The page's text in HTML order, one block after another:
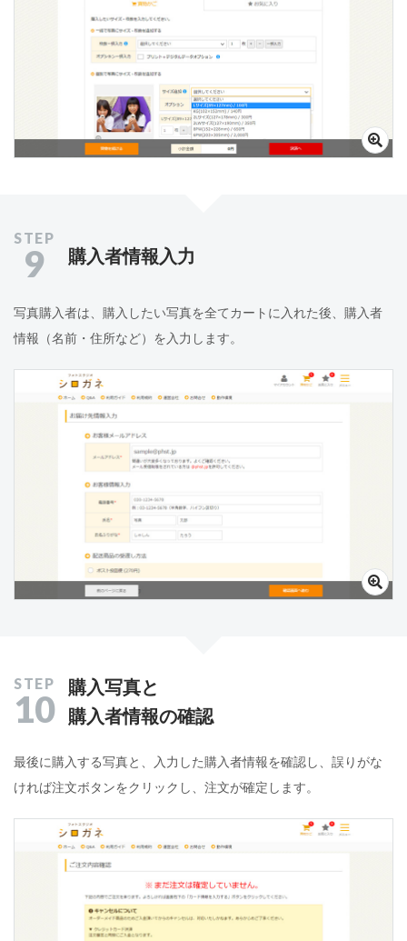
9 購入者情報入力
写真購入者は、購入したい写真を全てカートに入れた後、購入者
情報（名前・住所など）を入力します。
10
購入写真と
購入者情報の確認
最後に購入する写真と、入力した購入者情報を確認し、誤りがな
ければ注文ボタンをクリックし、注文が確定します。